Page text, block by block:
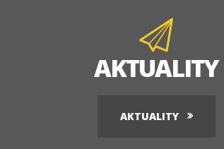
AKTUALITY
AKTUALITY